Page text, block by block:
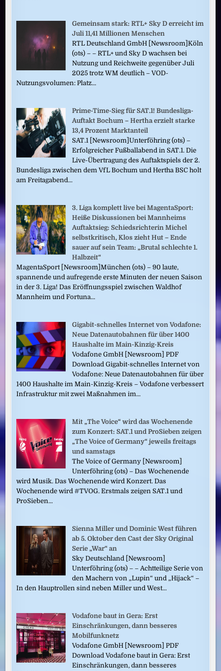
Gemeinsam stark: RTL+ Sky D erreicht im
Juli 11,41 Millionen Menschen
RTL Deutschland GmbH [Newsroom]Köln
(ots) – – RTL+ und Sky D wachsen bei
Nutzung und Reichweite gegenüber Juli
2025 trotz WM deutlich – VOD-
Nutzungsvolumen: Platz...
Prime-Time-Sieg für SAT.1! Bundesliga-
Auftakt Bochum – Hertha erzielt starke
13,4 Prozent Marktanteil
SAT.1 [Newsroom]Unterföhring (ots) –
Erfolgreicher Fußballabend in SAT.1. Die
Live-Übertragung des Auftaktspiels der 2.
Bundesliga zwischen dem VfL Bochum und Hertha BSC holt
am Freitagabend...
3. Liga komplett live bei MagentaSport:
Heiße Diskussionen bei Mannheims
Auftaktsieg: Schiedsrichterin Michel
selbstkritisch, Klos zieht Hut – Ende
sauer auf sein Team: „Brutal schlechte 1.
Halbzeit“
MagentaSport [Newsroom]München (ots) – 90 laute,
spannende und aufregende erste Minuten der neuen Saison
in der 3. Liga! Das Eröffnungsspiel zwischen Waldhof
Mannheim und Fortuna...
Gigabit-schnelles Internet von Vodafone:
Neue Datenautobahnen für über 1400
Haushalte im Main-Kinzig-Kreis
Vodafone GmbH [Newsroom] PDF
Download Gigabit-schnelles Internet von
Vodafone: Neue Datenautobahnen für über
1400 Haushalte im Main-Kinzig-Kreis – Vodafone verbessert
Infrastruktur mit zwei Maßnahmen im...
Mit „The Voice“ wird das Wochenende
zum Konzert: SAT.1 und ProSieben zeigen
„The Voice of Germany“ jeweils freitags
und samstags
The Voice of Germany [Newsroom]
Unterföhring (ots) – Das Wochenende
wird Musik. Das Wochenende wird Konzert. Das
Wochenende wird #TVOG. Erstmals zeigen SAT.1 und
ProSieben...
Sienna Miller und Dominic West führen
ab 5. Oktober den Cast der Sky Original
Serie „War“ an
Sky Deutschland [Newsroom]
Unterföhring (ots) – – Achtteilige Serie von
den Machern von „Lupin“ und „Hijack“ –
In den Hauptrollen sind neben Miller und West...
Vodafone baut in Gera: Erst
Einschränkungen, dann besseres
Mobilfunknetz
Vodafone GmbH [Newsroom] PDF
Download Vodafone baut in Gera: Erst
Einschränkungen, dann besseres